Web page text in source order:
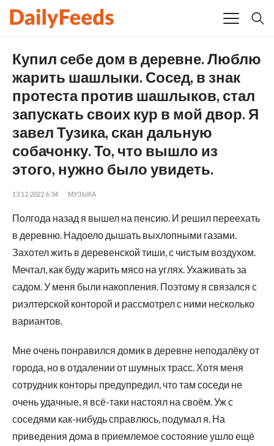
Купил себе дом в деревне. Люблю
жарить шашлыки. Сосед, в знак
протеста против шашлыков, стал
запускать своих кур в мой двор. Я
завел Тузика, скан дальную
собачонку. То, что вышло из
этого, нужно было увидеть.
13.12.2022 6:34 МУЗЫКА
Полгода назад я вышел на пенсию. И решил переехать
в деревню. Надоело дышать выхлопными газами.
Захотел жить в деревенской тиши, с чистым воздухом.
Мечтал, как буду жарить мясо на углях. Ухаживать за
садом. У меня были накопления. Поэтому я связался с
риэлтерской конторой и рассмотрел с ними несколько
вариантов.
Мне очень понравился домик в деревне неподалёку от
города, но в отдалении от шумных трасс. Хотя меня
сотрудник конторы предупредил, что там соседи не
очень удачные, я всё-таки настоял на своём. Уж с
соседями как-нибудь справлюсь, подумал я. На
приведения дома в приемлемое состояние ушло ещё